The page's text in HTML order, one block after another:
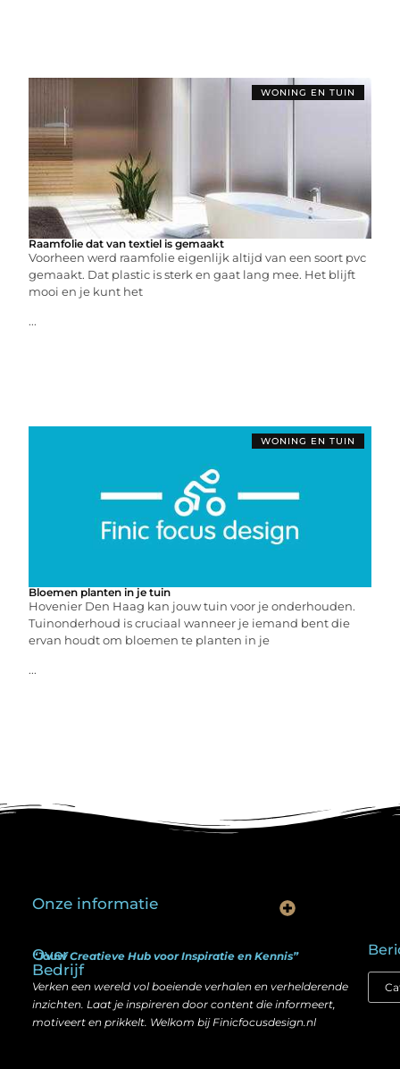
WONING EN TUIN
Raamfolie dat van textiel is gemaakt
Voorheen werd raamfolie eigenlijk altijd van een soort pvc
gemaakt. Dat plastic is sterk en gaat lang mee. Het blijft
mooi en je kunt het
...
WONING EN TUIN
Bloemen planten in je tuin
Hovenier Den Haag kan jouw tuin voor je onderhouden.
Tuinonderhoud is cruciaal wanneer je iemand bent die
ervan houdt om bloemen te planten in je
...
Over
Bedrijf
“Jouw Creatieve Hub voor Inspiratie en Kennis”
Verken een wereld vol boeiende verhalen en verhelderende
inzichten. Laat je inspireren door content die informeert,
motiveert en prikkelt. Welkom bij Finicfocusdesign.nl
Onze informatie